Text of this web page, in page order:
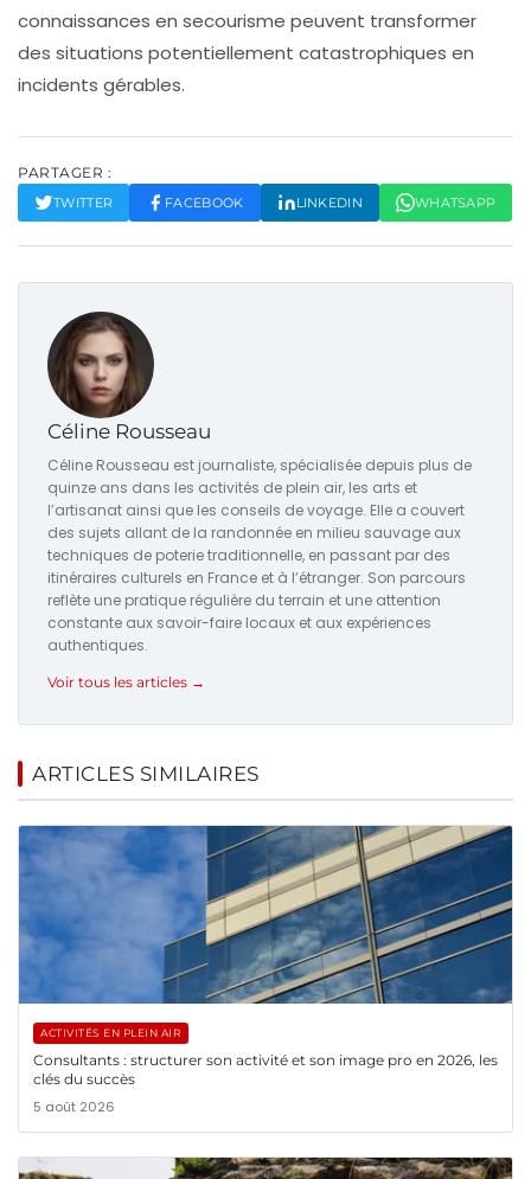
connaissances en secourisme peuvent transformer
des situations potentiellement catastrophiques en
incidents gérables.
PARTAGER :
TWITTER FACEBOOK LINKEDIN WHATSAPP
Céline Rousseau
Céline Rousseau est journaliste, spécialisée depuis plus de
quinze ans dans les activités de plein air, les arts et
l’artisanat ainsi que les conseils de voyage. Elle a couvert
des sujets allant de la randonnée en milieu sauvage aux
techniques de poterie traditionnelle, en passant par des
itinéraires culturels en France et à l’étranger. Son parcours
reflète une pratique régulière du terrain et une attention
constante aux savoir-faire locaux et aux expériences
authentiques.
Voir tous les articles →
ARTICLES SIMILAIRES
ACTIVITÉS EN PLEIN AIR
Consultants : structurer son activité et son image pro en 2026, les
clés du succès
5 août 2026